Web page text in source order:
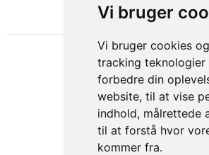
Vi bruger
Vi bruger cookies
tracking teknologier
forbedre din
website, til at vise
indhold, målrettede
til at forstå hvor
kommer fra.
OM